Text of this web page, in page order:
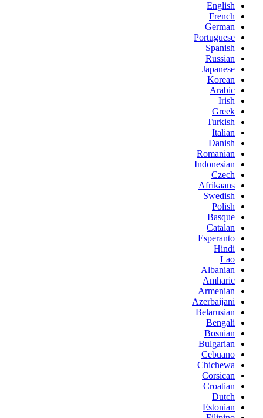
English
French
German
Portuguese
Spanish
Russian
Japanese
Korean
Arabic
Irish
Greek
Turkish
Italian
Danish
Romanian
Indonesian
Czech
Afrikaans
Swedish
Polish
Basque
Catalan
Esperanto
Hindi
Lao
Albanian
Amharic
Armenian
Azerbaijani
Belarusian
Bengali
Bosnian
Bulgarian
Cebuano
Chichewa
Corsican
Croatian
Dutch
Estonian